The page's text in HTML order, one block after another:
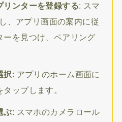
リンターを登録する: スマ
、アプリ画面の案内に従
ーを見つけ、ペアリング
択: アプリのホーム画面に
ップします。
ぶ: スマホのカメラロール